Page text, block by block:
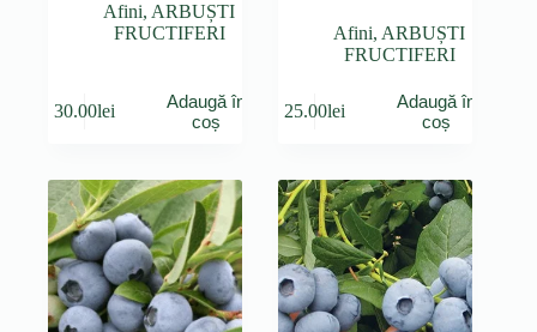
Afini, ARBUȘTI
FRUCTIFERI
30.00lei
Adaugă în
coș
Afini, ARBUȘTI
FRUCTIFERI
25.00lei
Adaugă în
coș